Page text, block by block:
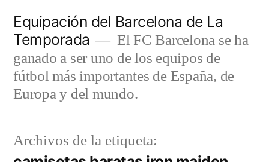
contenido
Equipación del Barcelona de La
Temporada
El FC Barcelona se ha
ganado a ser uno de los equipos de
fútbol más importantes de España, de
Europa y del mundo.
Archivos de la etiqueta: